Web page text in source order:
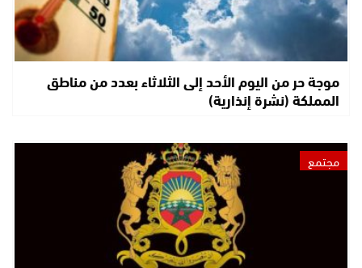
موجة حر من اليوم الأحد إلى الثلاثاء بعدد من مناطق
المملكة (نشرة إنذارية)
مجتمع